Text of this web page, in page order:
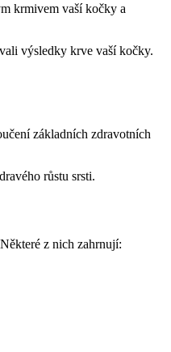
krmivem vaší kočky a
výsledky krve vaší kočky.
základních zdravotních
růstu srsti.
z nich zahrnují: